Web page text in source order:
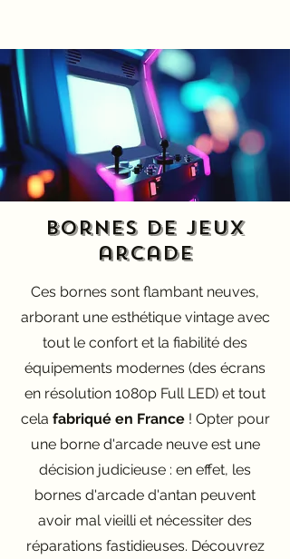
Bornes de jeux
arcade
Ces bornes sont flambant neuves,
arborant une esthétique vintage avec
tout le confort et la fiabilité des
équipements modernes (des écrans
en résolution 1080p Full LED) et tout
cela fabriqué en France! Opter pour
une borne d'arcade neuve est une
décision judicieuse : en effet, les
bornes d'arcade d'antan peuvent
avoir mal vieilli et nécessiter des
réparations fastidieuses. Découvrez